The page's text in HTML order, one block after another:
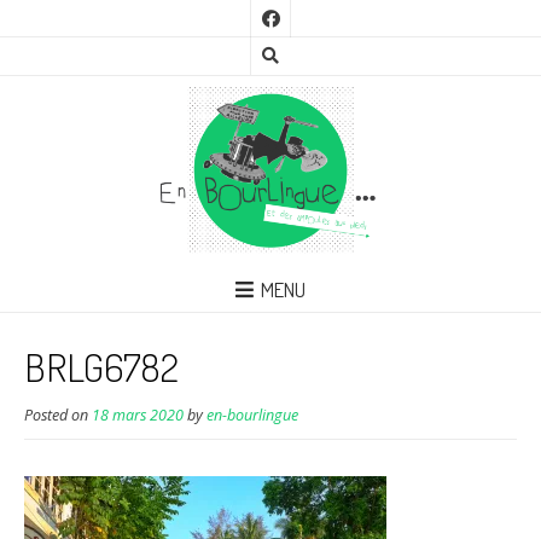
MENU
BRLG6782
Posted on 18 mars 2020byen-bourlingue